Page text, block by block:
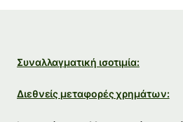
Συναλλαγματική ισοτιμία:
Διεθνείς μεταφορές χρημάτων: